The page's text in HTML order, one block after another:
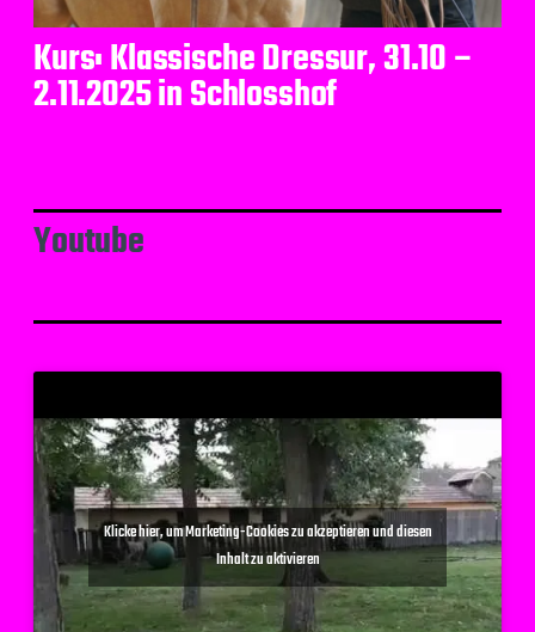
Kurs: Klassische Dressur, 31.10 –
2.11.2025 in Schlosshof
Youtube
Klicke hier, um Marketing-Cookies zu akzeptieren und diesen
Inhalt zu aktivieren